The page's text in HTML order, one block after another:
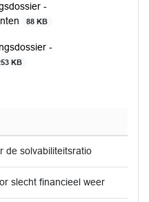
-
88 KB
-
KB
de solvabiliteitsratio
slecht financieel weer